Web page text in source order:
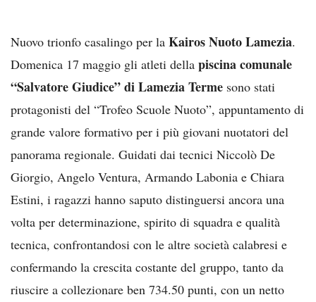
Nuovo trionfo casalingo per la Kairos Nuoto Lamezia.
Domenica 17 maggio gli atleti della piscina comunale
“Salvatore Giudice” di Lamezia Terme sono stati
protagonisti del “Trofeo Scuole Nuoto”, appuntamento di
grande valore formativo per i più giovani nuotatori del
panorama regionale. Guidati dai tecnici Niccolò De
Giorgio, Angelo Ventura, Armando Labonia e Chiara
Estini, i ragazzi hanno saputo distinguersi ancora una
volta per determinazione, spirito di squadra e qualità
tecnica, confrontandosi con le altre società calabresi e
confermando la crescita costante del gruppo, tanto da
riuscire a collezionare ben 734.50 punti, con un netto